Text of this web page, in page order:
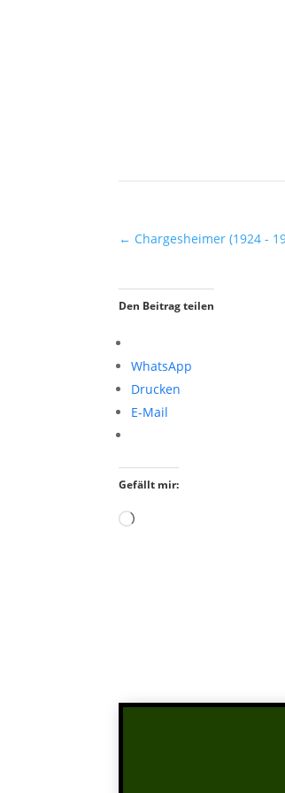
← Chargesheimer (1924 -
Den Beitrag teilen
WhatsApp
Drucken
E-Mail
Gefällt mir:
Wird